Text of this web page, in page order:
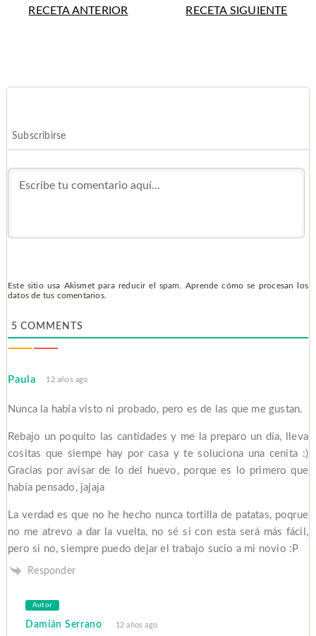
RECETA ANTERIOR RECETA SIGUIENTE
Subscribirse
Este sitio usa Akismet para reducir el spam. Aprende cómo se procesan los
datos de tus comentarios.
5 COMMENTS
Paula 12 años ago
Nunca la había visto ni probado, pero es de las que me gustan.
Rebajo un poquito las cantidades y me la preparo un día, lleva
cositas que siempe hay por casa y te soluciona una cenita :)
Gracias por avisar de lo del huevo, porque es lo primero que
había pensado, jajaja
La verdad es que no he hecho nunca tortilla de patatas, poqrue
no me atrevo a dar la vuelta, no sé si con esta será más fácil,
pero si no, siempre puedo dejar el trabajo sucio a mi novio :P
Responder
Autor
Damián Serrano 12 años ago